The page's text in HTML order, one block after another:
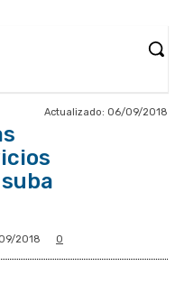
Actualizado: 06/09/2018
2018 0